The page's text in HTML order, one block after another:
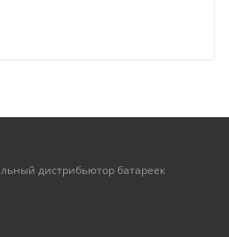
дистрибьютор батареек